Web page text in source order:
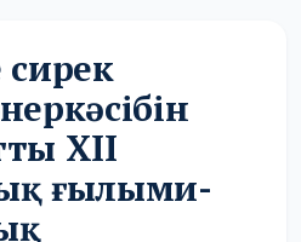
XII
ғылыми-